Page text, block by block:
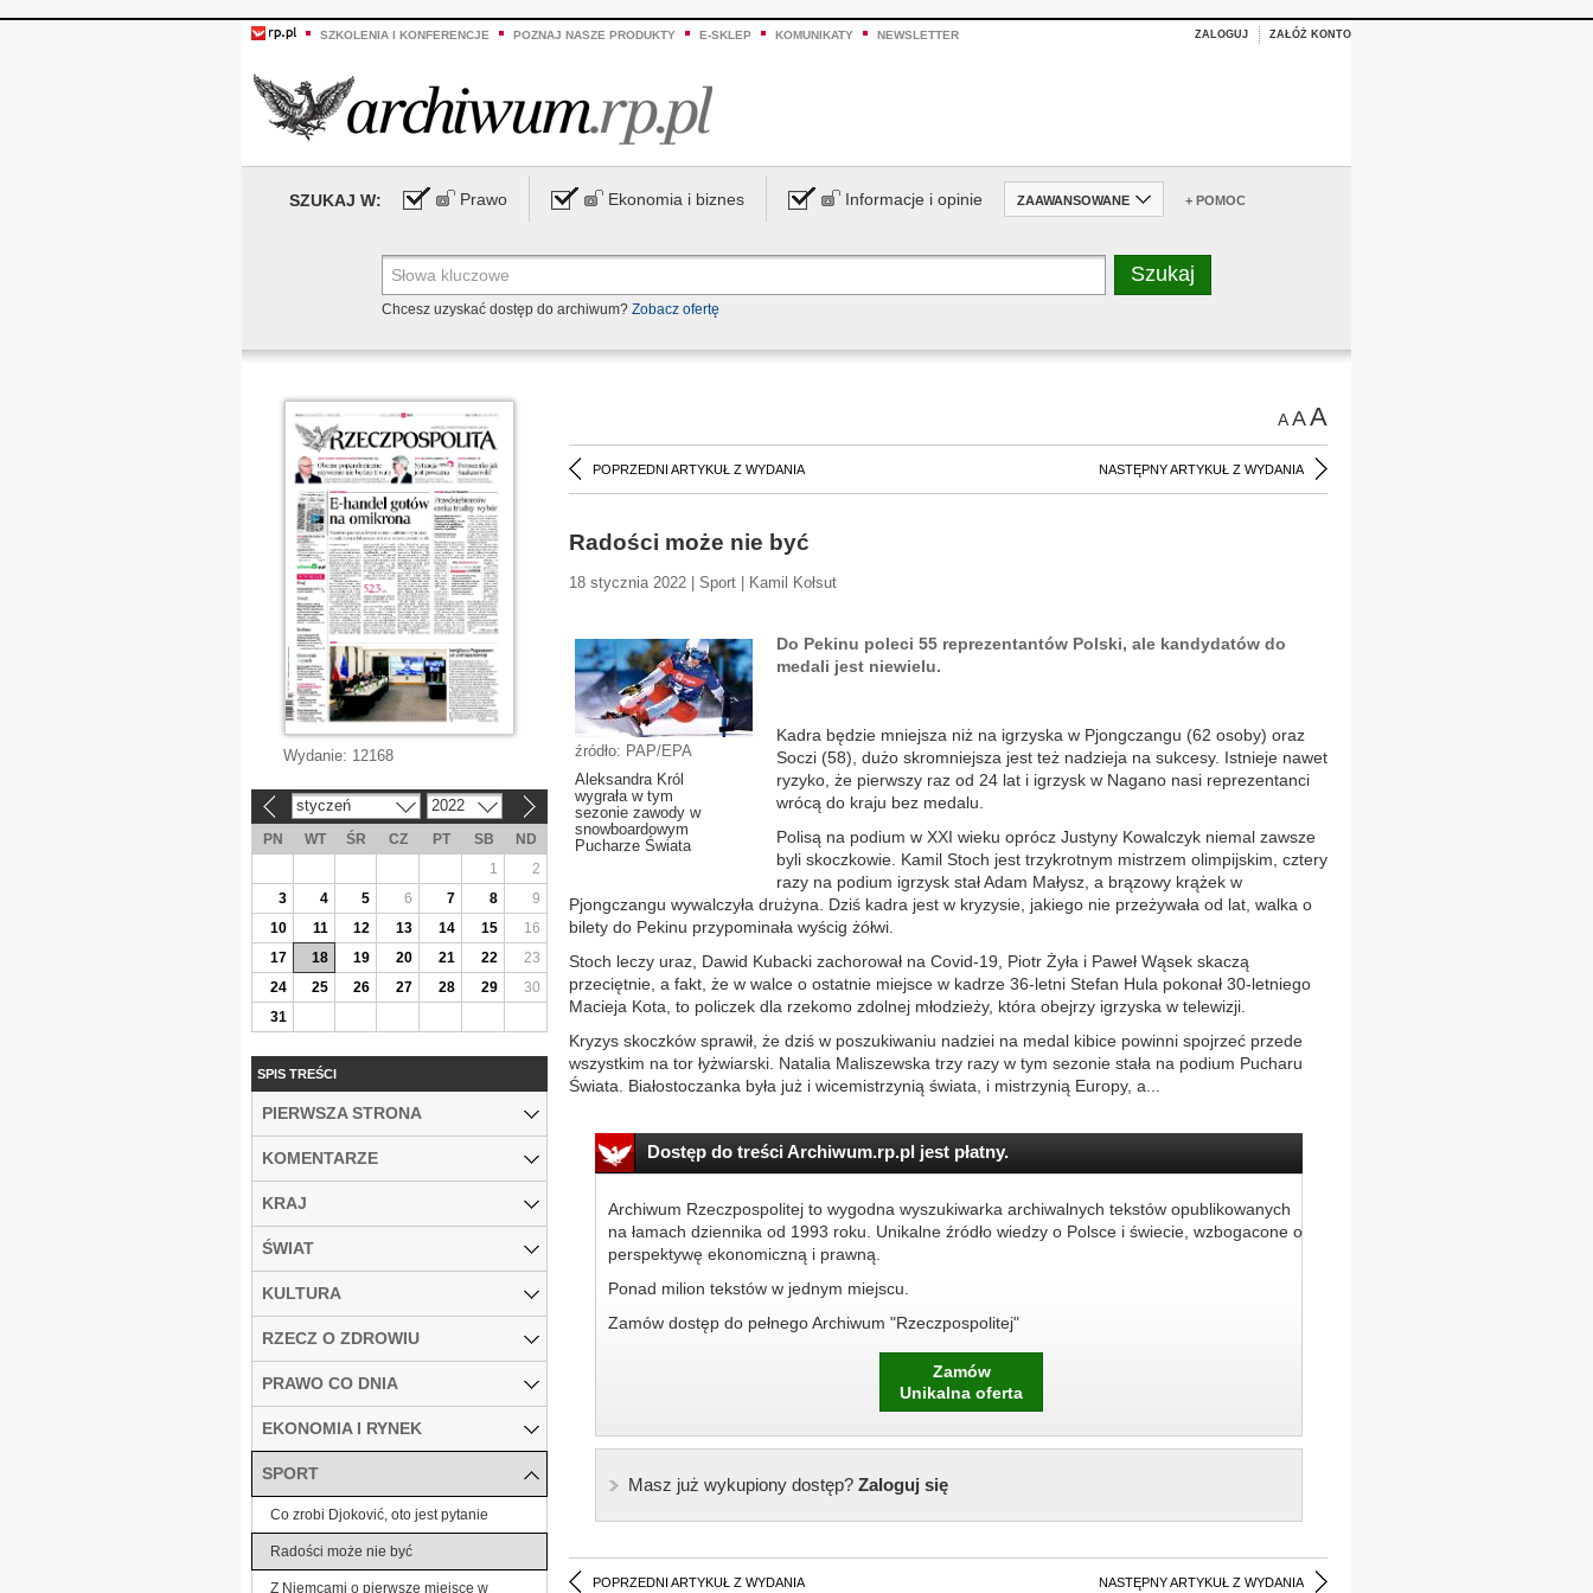
SZKOLENIA I KONFERENCJE POZNAJ NASZE PRODUKTY E-SKLEP KOMUNIKATY NEWSLETTER ZALOGUJ ZAŁÓŻ KONTO
SZUKAJ W: Prawo Ekonomia i biznes Informacje i opinie ZAAWANSOWANE + POMOC
Chcesz uzyskać dostęp do archiwum? Zobacz ofertę
AAA
POPRZEDNI ARTYKUŁ Z WYDANIA NASTĘPNY ARTYKUŁ Z WYDANIA
Radości może nie być
18 stycznia 2022 | Sport | Kamil Kołsut
źródło: PAP/EPA
Aleksandra Król
wygrała w tym
sezonie zawody w
snowboardowym
Pucharze Świata
Do Pekinu poleci 55 reprezentantów Polski, ale kandydatów do
medali jest niewielu.
Kadra będzie mniejsza niż na igrzyska w Pjongczangu (62 osoby) oraz
Soczi (58), dużo skromniejsza jest też nadzieja na sukcesy. Istnieje nawet
ryzyko, że pierwszy raz od 24 lat i igrzysk w Nagano nasi reprezentanci
wrócą do kraju bez medalu.
Polisą na podium w XXI wieku oprócz Justyny Kowalczyk niemal zawsze
byli skoczkowie. Kamil Stoch jest trzykrotnym mistrzem olimpijskim, cztery
razy na podium igrzysk stał Adam Małysz, a brązowy krążek w
Pjongczangu wywalczyła drużyna. Dziś kadra jest w kryzysie, jakiego nie przeżywała od lat, walka o
bilety do Pekinu przypominała wyścig żółwi.
Stoch leczy uraz, Dawid Kubacki zachorował na Covid-19, Piotr Żyła i Paweł Wąsek skaczą
przeciętnie, a fakt, że w walce o ostatnie miejsce w kadrze 36-letni Stefan Hula pokonał 30-letniego
Macieja Kota, to policzek dla rzekomo zdolnej młodzieży, która obejrzy igrzyska w telewizji.
Kryzys skoczków sprawił, że dziś w poszukiwaniu nadziei na medal kibice powinni spojrzeć przede
wszystkim na tor łyżwiarski. Natalia Maliszewska trzy razy w tym sezonie stała na podium Pucharu
Świata. Białostoczanka była już i wicemistrzynią świata, i mistrzynią Europy, a...
Dostęp do treści Archiwum.rp.pl jest płatny.
Archiwum Rzeczpospolitej to wygodna wyszukiwarka archiwalnych tekstów opublikowanych
na łamach dziennika od 1993 roku. Unikalne źródło wiedzy o Polsce i świecie, wzbogacone o
perspektywę ekonomiczną i prawną.
Ponad milion tekstów w jednym miejscu.
Zamów dostęp do pełnego Archiwum "Rzeczpospolitej"
Zamów
Unikalna oferta
Masz już wykupiony dostęp?Zaloguj się
POPRZEDNI ARTYKUŁ Z WYDANIA NASTĘPNY ARTYKUŁ Z WYDANIA
Wydanie: 12168
styczeń 2022
PN WT ŚR CZ PT SB
ND
1
2
3
4 5 6 7 8
9
10
11 12 13 14 15
16
17
18 19 20 21 22
23
24
25 26 27 28 29
30
31
SPIS TREŚCI
PIERWSZA STRONA
KOMENTARZE
KRAJ
ŚWIAT
KULTURA
RZECZ O ZDROWIU
PRAWO CO DNIA
EKONOMIA I RYNEK
SPORT
Co zrobi Djoković, oto jest pytanie
Radości może nie być
Z Niemcami o pierwsze miejsce w